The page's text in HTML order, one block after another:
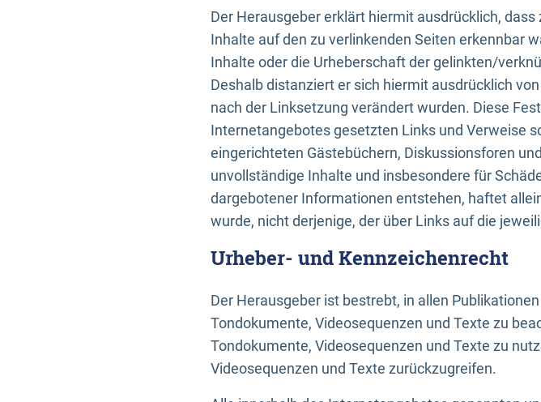
Der Herausgeber erklärt hiermit ausdrücklich,
Inhalte auf den zu verlinkenden Seiten erkennbar
Inhalte oder die Urheberschaft der gelinkten/
Deshalb distanziert er sich hiermit ausdrücklich
nach der Linksetzung verändert wurden. Diese
Internetangebotes gesetzten Links und Verweise
eingerichteten Gästebüchern, Diskussionsforen
unvollständige Inhalte und insbesondere für
dargebotener Informationen entstehen, haftet
wurde, nicht derjenige, der über Links auf die
Urheber- und Kennzeichenrecht
Der Herausgeber ist bestrebt, in allen
Tondokumente, Videosequenzen und Texte zu
Tondokumente, Videosequenzen und Texte zu
Videosequenzen und Texte zurückzugreifen.